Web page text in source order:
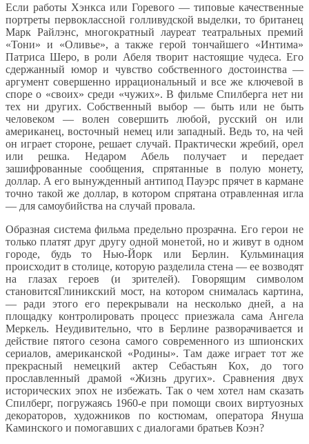
Если работы Хэнкса или Горевого — типовые качественные
портреты первоклассной голливудской выделки, то британец
Марк Райлэнс, многократный лауреат театральных премий
«Тони» и «Оливье», а также герой тончайшего «Интима»
Патриса Шеро, в роли Абеля творит настоящие чудеса. Его
сдержанный юмор и чувство собственного достоинства —
аргумент совершенно иррациональный и все же ключевой в
споре о «своих» среди «чужих». В фильме Спилберга нет ни
тех ни других. Собственный выбор — быть или не быть
человеком — волен совершить любой, русский он или
американец, восточный немец или западный. Ведь то, на чей
он играет стороне, решает случай. Практически жребий, орел
или решка. Недаром Абель получает и передает
зашифрованные сообщения, спрятанные в полую монету,
доллар. А его вынужденный антипод Пауэрс прячет в кармане
точно такой же доллар, в котором спрятана отравленная игла
— для самоубийства на случай провала.
Образная система фильма предельно прозрачна. Его герои не
только платят друг другу одной монетой, но и живут в одном
городе, будь то Нью-Йорк или Берлин. Кульминация
происходит в столице, которую разделила стена — ее возводят
на глазах героев (и зрителей). Говорящим символом
становитсяГлиникский мост, на котором снималась картина,
— ради этого его перекрывали на несколько дней, а на
площадку контролировать процесс приезжала сама Ангела
Меркель. Неудивительно, что в Берлине разворачивается и
действие пятого сезона самого современного из шпионских
сериалов, американской «Родины». Там даже играет тот же
прекрасный немецкий актер Себастьян Кох, до того
прославленный драмой «Жизнь других». Сравнения двух
исторических эпох не избежать. Так о чем хотел нам сказать
Спилберг, погружаясь 1960-е при помощи своих виртуозных
декораторов, художников по костюмам, оператора Януша
Каминского и помогавших с диалогами братьев Коэн?